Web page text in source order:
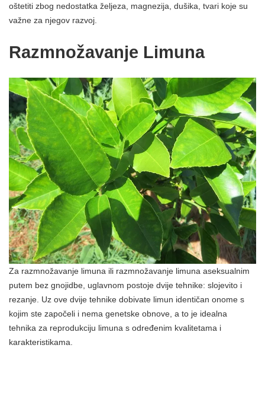
oštetiti zbog nedostatka željeza, magnezija, dušika, tvari koje su
važne za njegov razvoj.
Razmnožavanje Limuna
Za razmnožavanje limuna ili razmnožavanje limuna aseksualnim
putem bez gnojidbe, uglavnom postoje dvije tehnike: slojevito i
rezanje. Uz ove dvije tehnike dobivate limun identičan onome s
kojim ste započeli i nema genetske obnove, a to je idealna
tehnika za reprodukciju limuna s određenim kvalitetama i
karakteristikama.